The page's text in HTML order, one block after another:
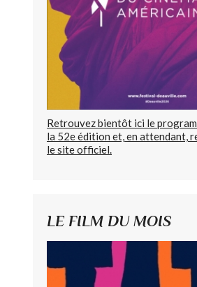
Retrouvez bientôt ici le
la 52e édition et, en attendant,
le site officiel.
LE FILM DU MOIS